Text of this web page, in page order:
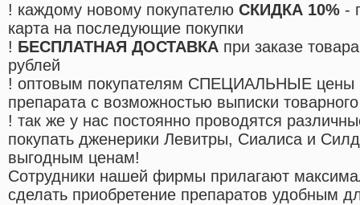
! каждому новому покупателю СКИДКА 10% -
карта на последующие покупки
! БЕСПЛАТНАЯ ДОСТАВКА при заказе
рублей
! оптовым покупателям СПЕЦИАЛЬНЫЕ цены
препарата с возможностью выписки
! так же у нас постоянно проводятся
покупать дженерики Левитры, Сиалиса и
выгодным ценам!
Cотрудники нашей фирмы прилагают
сделать приобретение препаратов удобным